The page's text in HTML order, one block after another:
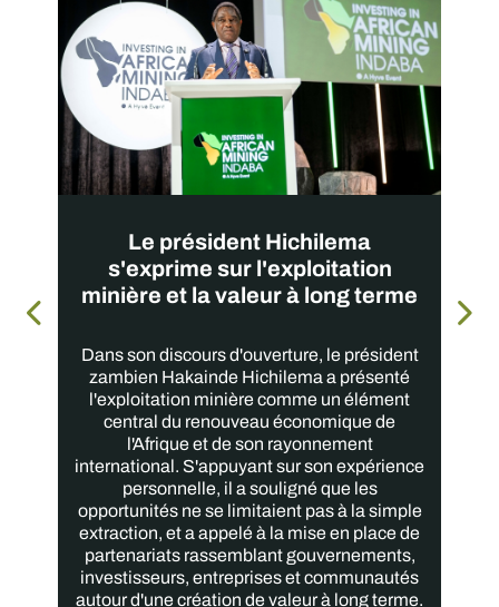
Le président Hichilema
s'exprime sur l'exploitation
minière et la valeur à long terme
Dans son discours d'ouverture, le président
zambien Hakainde Hichilema a présenté
l'exploitation minière comme un élément
central du renouveau économique de
l'Afrique et de son rayonnement
international. S'appuyant sur son expérience
personnelle, il a souligné que les
opportunités ne se limitaient pas à la simple
extraction, et a appelé à la mise en place de
partenariats rassemblant gouvernements,
investisseurs, entreprises et communautés
autour d'une création de valeur à long terme.